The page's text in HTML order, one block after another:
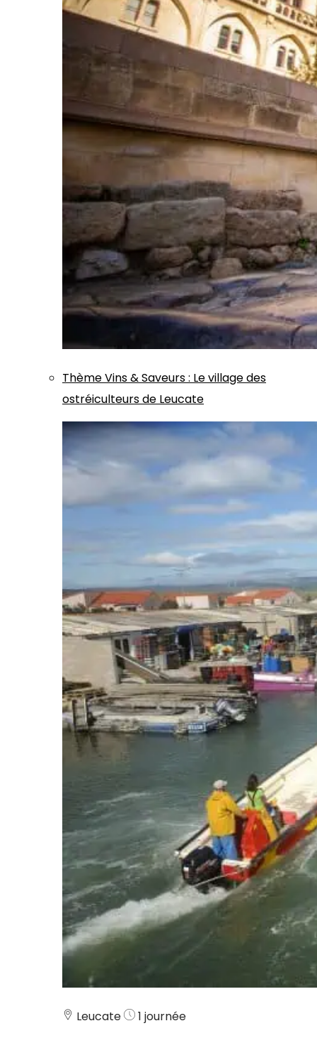
ThèmeVins & Saveurs: Le village des
ostréiculteurs de Leucate
Leucate
1 journée